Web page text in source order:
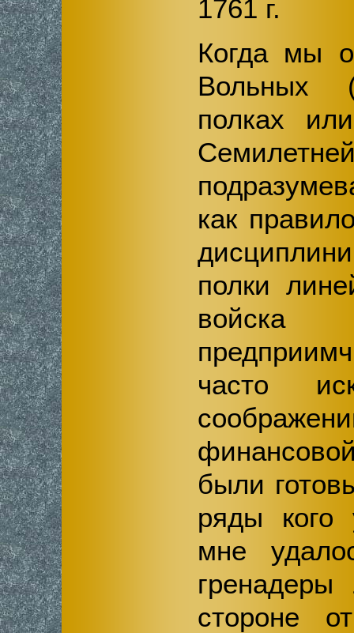
1761 г.
Когда мы
Вольных
полках
как
полки
войска
часто
были
ряды кого
мне
стороне